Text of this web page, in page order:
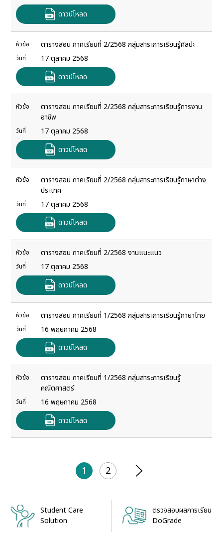
ดาวน์โหลด
หัวข้อ ตารางสอน ภาคเรียนที่ 2/2568 กลุ่มสาระการเรียนรู้ศิลปะ
วันที่
17 ตุลาคม 2568
ดาวน์โหลด
หัวข้อ
ตารางสอน ภาคเรียนที่ 2/2568 กลุ่มสาระการเรียนรู้การงาน
อาชีพ
วันที่
17 ตุลาคม 2568
ดาวน์โหลด
หัวข้อ
ตารางสอน ภาคเรียนที่ 2/2568 กลุ่มสาระการเรียนรู้ภาษาต่าง
ประเทศ
วันที่
17 ตุลาคม 2568
ดาวน์โหลด
หัวข้อ ตารางสอน ภาคเรียนที่ 2/2568 งานแนะแนว
วันที่
17 ตุลาคม 2568
ดาวน์โหลด
หัวข้อ ตารางสอน ภาคเรียนที่ 1/2568 กลุ่มสาระการเรียนรู้ภาษาไทย
วันที่
16 พฤษภาคม 2568
ดาวน์โหลด
หัวข้อ
ตารางสอน ภาคเรียนที่ 1/2568 กลุ่มสาระการเรียนรู้
คณิตศาสตร์
วันที่
16 พฤษภาคม 2568
ดาวน์โหลด
1 2
Student Care
Solution
ตรวจสอบผลการเรียน
DoGrade